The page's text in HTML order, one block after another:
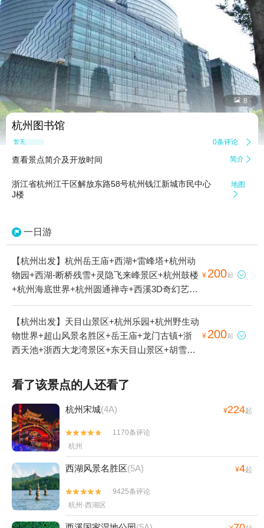
 8
杭州图书馆
暂无点评 0条评论 
查看景点简介及开放时间 简介 
浙江省杭州江干区解放东路58号杭州钱江新城市民中心
J楼
地图

一日游
【杭州出发】杭州岳王庙+西湖+雷峰塔+杭州动
物园+西湖-断桥残雪+灵隐飞来峰景区+杭州鼓楼
+杭州海底世界+杭州圆通禅寺+西溪3D奇幻艺术
馆+西溪国家湿地公园+杭州黄龙洞+杭州花圃
+杭州体育馆+杭州剧院+杭州云曼温泉+西溪草
堂+杭州白塔公园+杭州大剧院+西溪湿地印象摇
橹船+西溪庄园+杭州图书馆+西湖文化广场+西
悦酒店+杭州逸酒店+杭州西溪喜来登度假大酒店
+杭州孔庙+杭州世外桃源+灵隐飞来峰-凉亭+西
溪城市文化公园1日游
¥ 200起 
【杭州出发】天目山景区+杭州乐园+杭州野生动
物世界+超山风景名胜区+岳王庙+龙门古镇+浙
西天池+浙西大龙湾景区+东天目山景区+胡雪岩
漂流+钱王陵+杭州植物园+西湖风景名胜区+雷
峰塔+杭州长乔极地海洋公园+浙西运河+垂云通
天河+太湖源+青山湖+大明山景区+瑶琳仙境+临
安城遗址+杭州动物园+浙西大峡谷+大奇山国家
森林公园+清河坊街+浙江大学+花港观鱼公园
+断桥残雪+三潭印月+花港观鱼+南屏晚钟+柳浪
闻莺+灵隐飞来峰景区+塘栖古镇+天子地山野乐
园+杭州鼓楼+良渚古城遗址公园+京杭大运河杭
州景区+《西湖之夜》演出+九溪十八涧+西溪3D
奇幻艺术馆+天目山月亮湾漂流+杭州博物馆+西
湖音乐喷泉+太子湾公园+西湖天地+西溪国家湿
¥ 200起 
看了该景点的人还看了
杭州宋城(4A) ¥224起


1170条评论
杭州
西湖风景名胜区(5A) ¥4起


9425条评论
杭州·西湖区
